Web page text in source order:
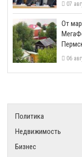
07
От
06
Политика
Недвижимость
Бизнес